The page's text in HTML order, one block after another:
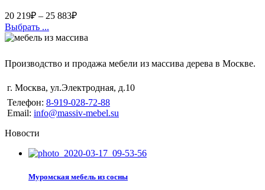
20 219₽ – 25 883₽
Выбрать ...
Производство и продажа мебели из массива дерева в Москве.
г. Москва, ул.Электродная, д.10
Телефон: 8-919-028-72-88
Email: info@massiv-mebel.su
Новости
Муромская мебель из сосны